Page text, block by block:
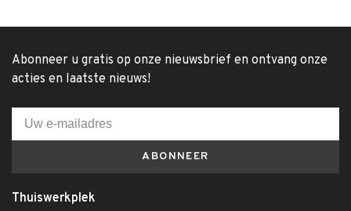
Abonneer u gratis op onze nieuwsbrief en ontvang onze
acties en laatste nieuws!
ABONNEER
Thuiswerkplek